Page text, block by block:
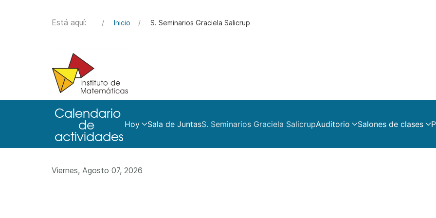
Está aquí: Inicio S. Seminarios Graciela Salicrup
Hoy Sala de JuntasS. Seminarios Graciela SalicrupAuditorio Salones de clases
Viernes, Agosto 07, 2026